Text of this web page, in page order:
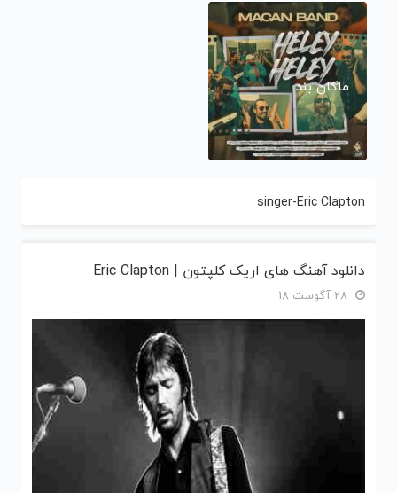
ماکان بند
singer-Eric Clapton
دانلود آهنگ های اریک کلپتون | Eric Clapton